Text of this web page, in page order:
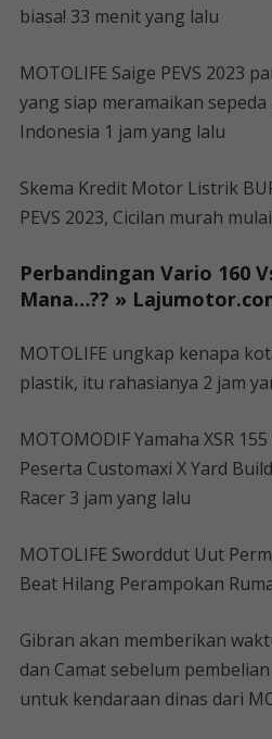
biasa! 33 menit yang lalu
MOTOLIFE Saige PEVS 2023
yang siap meramaikan
Indonesia 1 jam yang lalu
Skema Kredit Motor Listrik
PEVS 2023, Cicilan murah
Perbandingan Vario 160
Mana…?? »
MOTOLIFE ungkap kenapa
plastik, itu rahasianya 2 jam
MOTOMODIF Yamaha XSR
Peserta Customaxi X Yard
Racer 3 jam yang lalu
MOTOLIFE Sworddut Uut
Beat Hilang Perampokan
Gibran akan memberikan
dan Camat sebelum
untuk kendaraan dinas dari